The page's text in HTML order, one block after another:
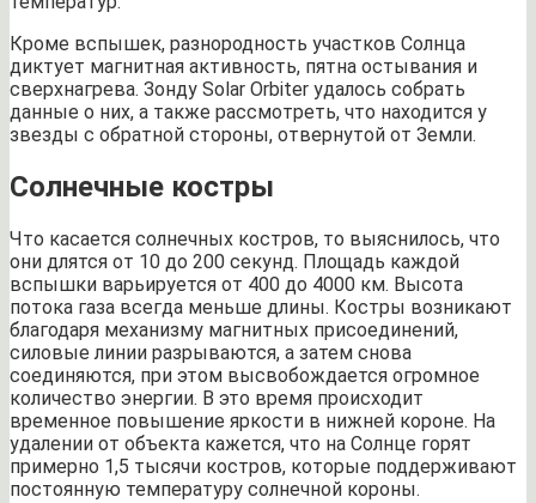
Кроме вспышек, разнородность участков Солнца
диктует магнитная активность, пятна остывания и
сверхнагрева. Зонду Solar Orbiter удалось собрать
данные о них, а также рассмотреть, что находится у
звезды с обратной стороны, отвернутой от Земли.
Солнечные костры
Что касается солнечных костров, то выяснилось, что
они длятся от 10 до 200 секунд. Площадь каждой
вспышки варьируется от 400 до 4000 км. Высота
потока газа всегда меньше длины. Костры возникают
благодаря механизму магнитных присоединений,
силовые линии разрываются, а затем снова
соединяются, при этом высвобождается огромное
количество энергии. В это время происходит
временное повышение яркости в нижней короне. На
удалении от объекта кажется, что на Солнце горят
примерно 1,5 тысячи костров, которые поддерживают
постоянную температуру солнечной короны.